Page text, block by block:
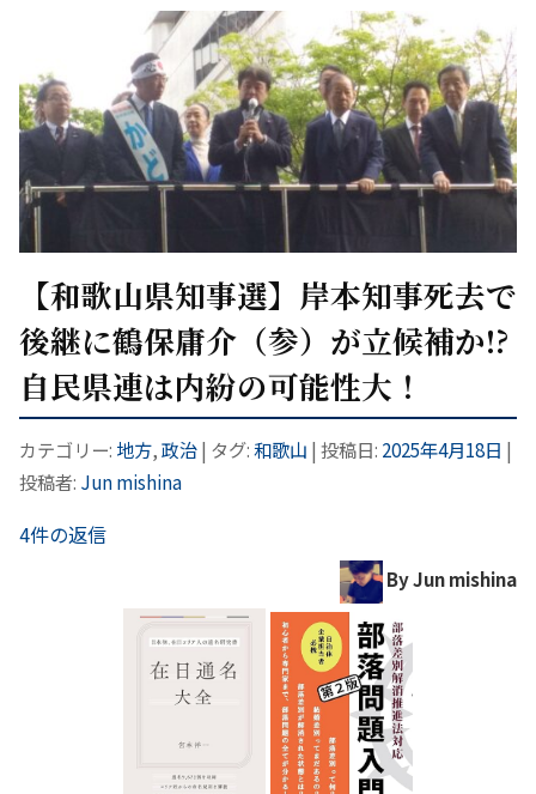
【和歌山県知事選】岸本知事死去で
後継に鶴保庸介（参）が立候補か!?
自民県連は内紛の可能性大！
カテゴリー: 地方,政治| タグ:和歌山 | 投稿日: 2025年4月18日 |
投稿者: Jun mishina
4件の返信
By Jun mishina